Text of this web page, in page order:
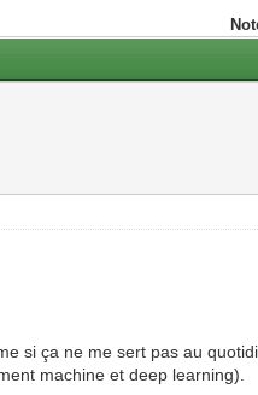
si ça ne me sert pas au
machine et deep learning).